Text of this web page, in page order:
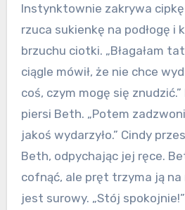
Instynktownie zakrywa
rzuca sukienkę na podłogę i
brzuchu ciotki. „Błagałam
ciągle mówił, że nie chce
coś, czym mogę się
piersi Beth. „Potem
jakoś wydarzyło.” Cindy
Beth, odpychając jej ręce.
cofnąć, ale pręt trzyma ją na
jest surowy. „Stój